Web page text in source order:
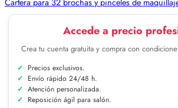
Accede a precio
Crea tu cuenta gratuita y compra con
Precios exclusivos.
Envío rápido 24/48 h.
Atención personalizada.
Reposición ágil para salón.